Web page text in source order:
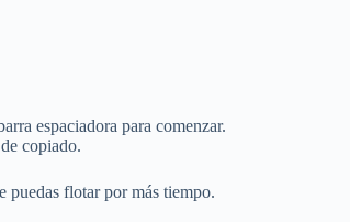
espaciadora para comenzar.
copiado.
puedas flotar por más tiempo.